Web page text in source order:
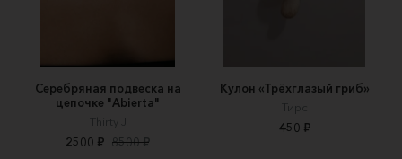
Серебряная подвеска на
цепочке "Abierta"
Thirty J
2500 ₽ 8500 ₽
Кулон «Трёхглазый гриб»
Тирс
450 ₽